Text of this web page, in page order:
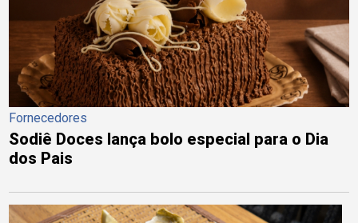
Fornecedores
Sodiê Doces lança bolo especial para o Dia
dos Pais